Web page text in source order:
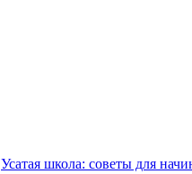
Усатая школа: советы для